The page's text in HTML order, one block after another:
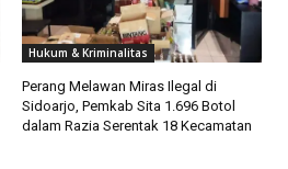
Hukum & Kriminalitas
Perang Melawan Miras Ilegal di
Sidoarjo, Pemkab Sita 1.696 Botol
dalam Razia Serentak 18 Kecamatan